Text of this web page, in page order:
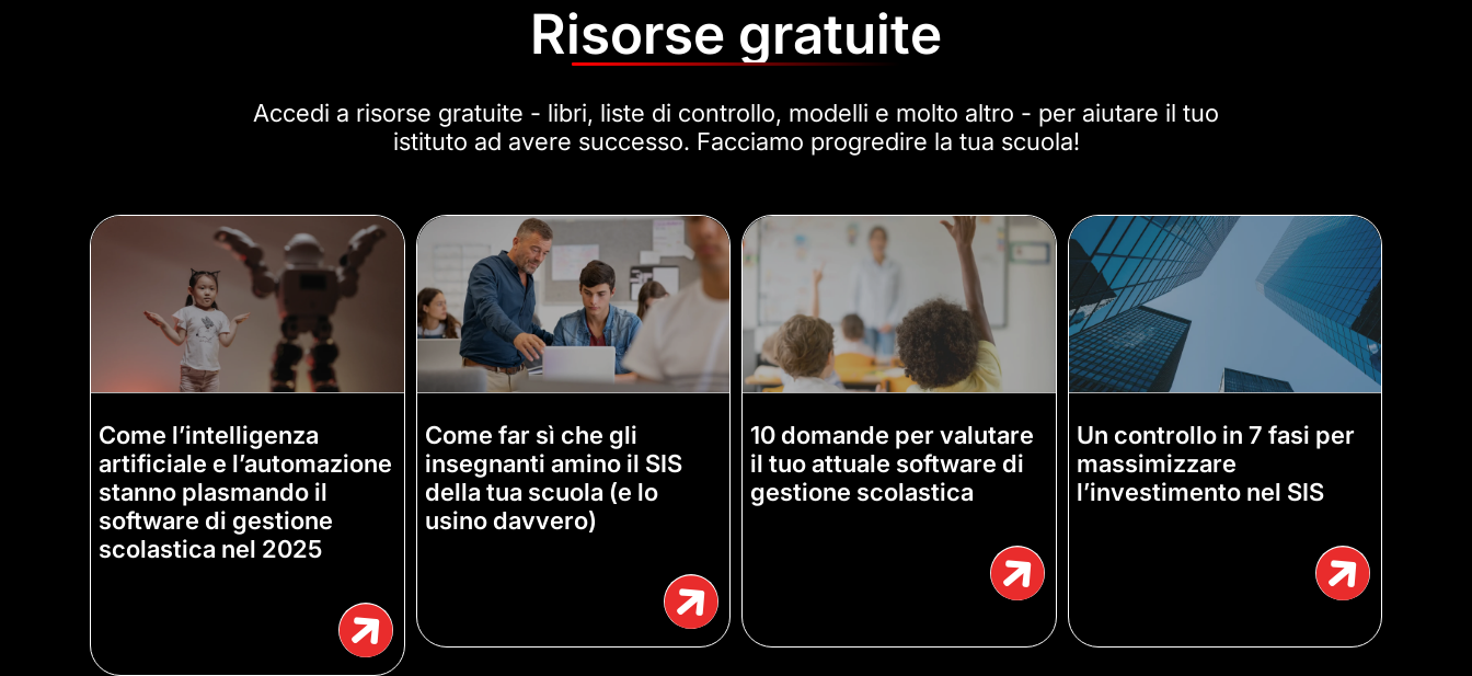
Risorse gratuite
Accedi a risorse gratuite - libri, liste di controllo, modelli e molto altro - per aiutare il tuo
istituto ad avere successo. Facciamo progredire la tua scuola!
Come l’intelligenza
artificiale e l’automazione
stanno plasmando il
software di gestione
scolastica nel 2025
Come far sì che gli
insegnanti amino il SIS
della tua scuola (e lo
usino davvero)
10 domande per valutare
il tuo attuale software di
gestione scolastica
Un controllo in 7 fasi per
massimizzare
l’investimento nel SIS